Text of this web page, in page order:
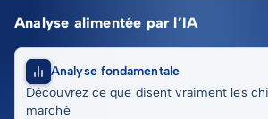
Analyse alimentée par l’IA
Analyse fondamentale
Découvrez ce que disent vraiment les
marché